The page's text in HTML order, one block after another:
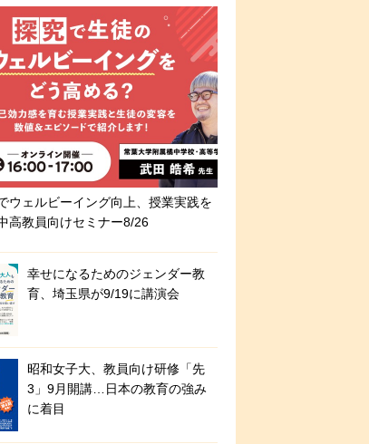
ウェルビーイング向上、授業実践を
高教員向けセミナー8/26
幸せになるためのジェンダー教
育、埼玉県が9/19に講演会
昭和女子大、教員向け研修「先
3」9月開講…日本の教育の強み
に着目